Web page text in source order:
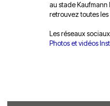
au stade Kaufmann
retrouvez toutes
Les réseaux
Photos et vidéos